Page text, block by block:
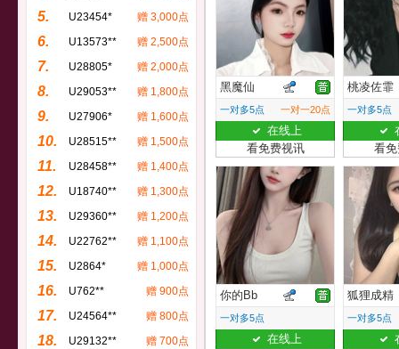
5. U23454* 赠 3,000点
6. U13573** 赠 2,500点
7. U28805* 赠 2,000点
8. U29053** 赠 1,800点
9. U27906* 赠 1,600点
10. U28515** 赠 1,500点
11. U28458** 赠 1,400点
12. U18740** 赠 1,300点
13. U29360** 赠 1,200点
14. U22762** 赠 1,100点
15. U2864* 赠 1,000点
16. U762** 赠 900点
17. U24564** 赠 800点
18. U29132** 赠 700点
黑魔仙
一对多5点 一对一20点
在线上
看免费视讯
桃凌佐霏
一对多5点
看
你的Bb
一对多5点
在线上
狐狸成精
一对多5点